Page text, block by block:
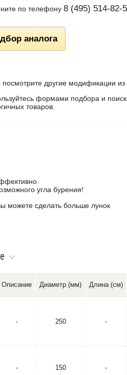
по телефону 8 (495) 514-82-
аналога
посмотрите другие модификации из
формами подбора и
товаров.
угла бурения!
можете сделать больше лунок
Описание Диаметр (мм) Длина (см)
- 250 -
- 150 -